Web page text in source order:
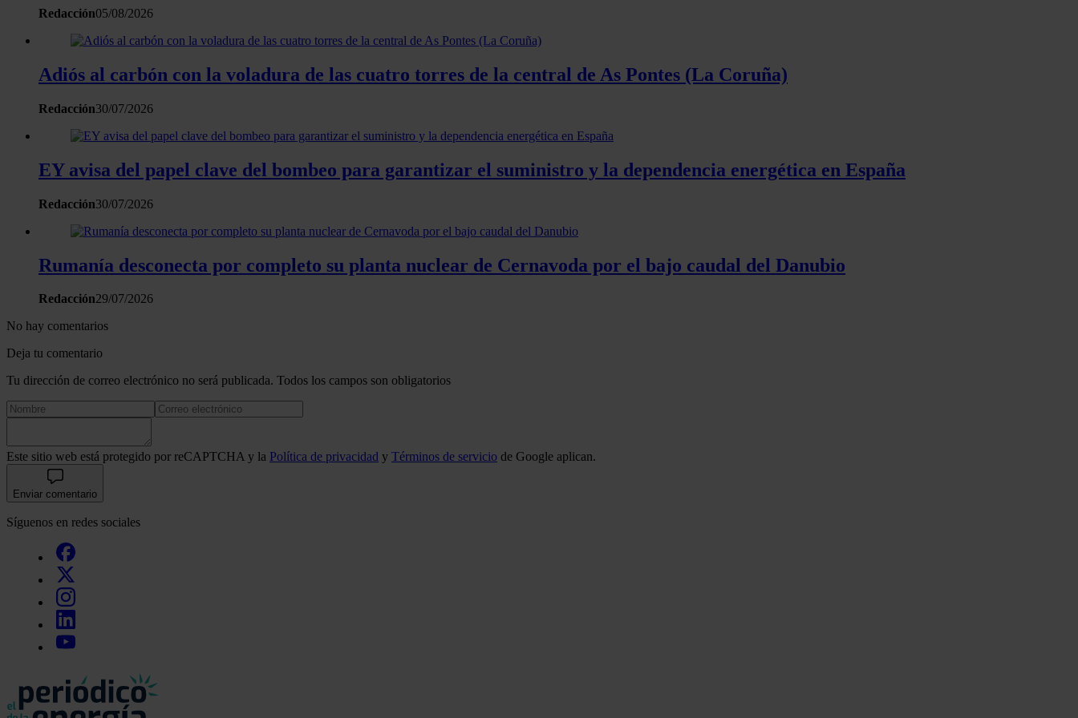
Redacción05/08/2026
Adiós al carbón con la voladura de las cuatro torres de la central de As Pontes (La Coruña)
Redacción30/07/2026
EY avisa del papel clave del bombeo para garantizar el suministro y la dependencia energética en España
Redacción30/07/2026
Rumanía desconecta por completo su planta nuclear de Cernavoda por el bajo caudal del Danubio
Redacción29/07/2026
No hay comentarios
Deja tu comentario
Tu dirección de correo electrónico no será publicada. Todos los campos son obligatorios
Este sitio web está protegido por reCAPTCHA y la Política de privacidad y Términos de servicio de Google aplican.
Enviar comentario
Síguenos en redes sociales